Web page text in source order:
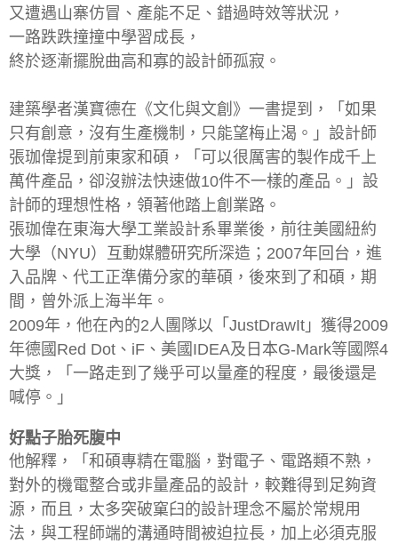
又遭遇山寨仿冒、產能不足、錯過時效等狀況，
一路跌跌撞撞中學習成長，
終於逐漸擺脫曲高和寡的設計師孤寂。
建築學者漢寶德在《文化與文創》一書提到，「如果
只有創意，沒有生產機制，只能望梅止渴。」設計師
張珈偉提到前東家和碩，「可以很厲害的製作成千上
萬件產品，卻沒辦法快速做10件不一樣的產品。」設
計師的理想性格，領著他踏上創業路。
張珈偉在東海大學工業設計系畢業後，前往美國紐約
大學（NYU）互動媒體研究所深造；2007年回台，進
入品牌、代工正準備分家的華碩，後來到了和碩，期
間，曾外派上海半年。
2009年，他在內的2人團隊以「JustDrawIt」獲得2009
年德國Red Dot、iF、美國IDEA及日本G-Mark等國際4
大獎，「一路走到了幾乎可以量產的程度，最後還是
喊停。」
好點子胎死腹中
他解釋，「和碩專精在電腦，對電子、電路類不熟，
對外的機電整合或非量產品的設計，較難得到足夠資
源，而且，太多突破窠臼的設計理念不屬於常規用
法，與工程師端的溝通時間被迫拉長，加上必須克服